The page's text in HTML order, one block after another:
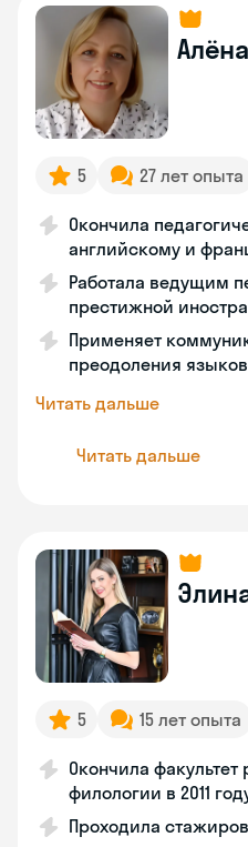
Алёна
5 27 лет опыта
Окончила
английскому и
Работала ведущим
престижной
Применяет
преодоления
Читать дальше
Читать дальше
5 15 лет опыта
Окончила
филологии в 2011
Проходила